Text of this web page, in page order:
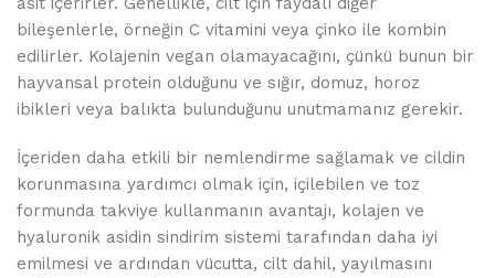
bileşenlerle, örneğin C vitamini veya çinko ile kombin
edilirler. Kolajenin vegan olamayacağını, çünkü bunun bir
hayvansal protein olduğunu ve sığır, domuz, horoz
ibikleri veya balıkta bulunduğunu unutmamanız gerekir.
İçeriden daha etkili bir nemlendirme sağlamak ve cildin
korunmasına yardımcı olmak için, içilebilen ve toz
formunda takviye kullanmanın avantajı, kolajen ve
hyaluronik asidin sindirim sistemi tarafından daha iyi
emilmesi ve ardından vücutta, cilt dahil, yayılmasını